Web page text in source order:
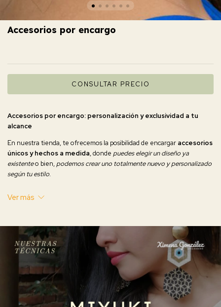
Accesorios por encargo
Accesorios por encargo: personalización y exclusividad a tu
alcance
En nuestra tienda, te ofrecemos la posibilidad de encargar accesorios
únicos y hechos a medida, donde puedes elegir un diseño ya
existenteo bien, podemos crear uno totalmente nuevo y personalizado
según tu estilo.
complejidad del diseño para ofrecerte una propuesta acorde a tus
¡Haz tu pedido a través de whatsapp y lleva contigo una pieza exclusiva
que refleja tu identidad!
Ver más